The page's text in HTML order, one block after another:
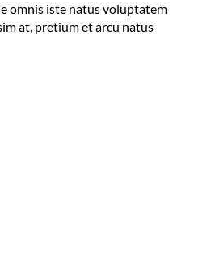
omnis iste natus voluptatem
at, pretium et arcu natus